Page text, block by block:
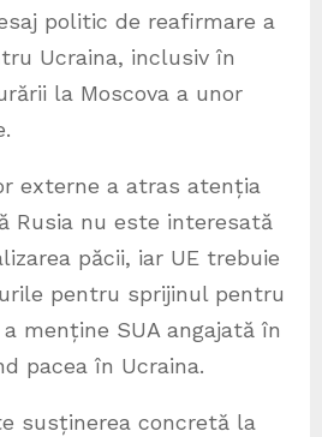
politic de reafirmare a
Ucraina, inclusiv în
la Moscova a unor
externe a atras atenția
Rusia nu este interesată
păcii, iar UE trebuie
pentru sprijinul pentru
menține SUA angajată în
pacea în Ucraina.
susținerea concretă la